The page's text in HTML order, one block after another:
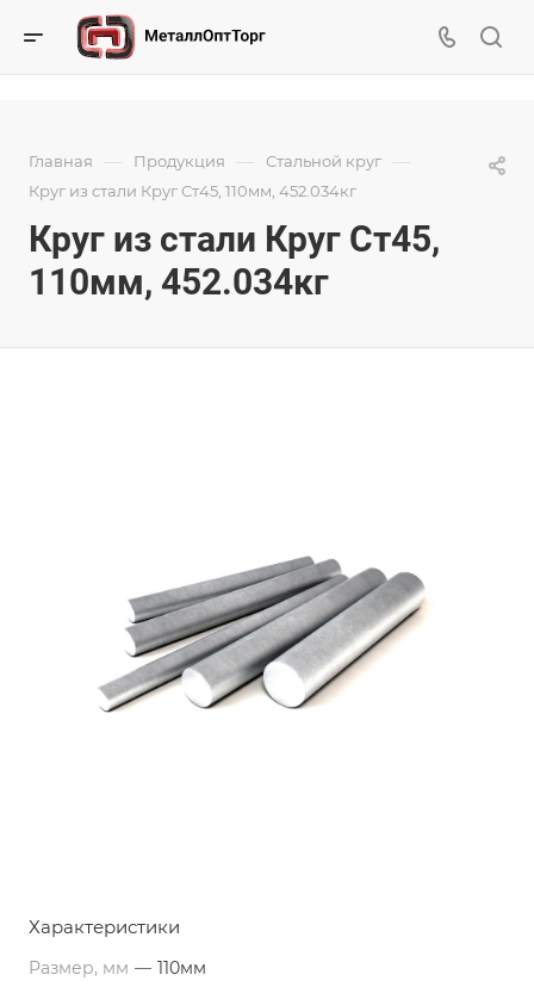
Главная — Продукция — Стальной круг —
Круг из стали Круг Ст45, 110мм, 452.034кг
Круг из стали Круг Ст45,
110мм, 452.034кг
Характеристики
Размер, мм — 110мм